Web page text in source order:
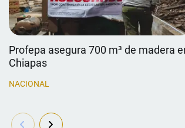
Profepa asegura 700 m³ de madera
Chiapas
NACIONAL